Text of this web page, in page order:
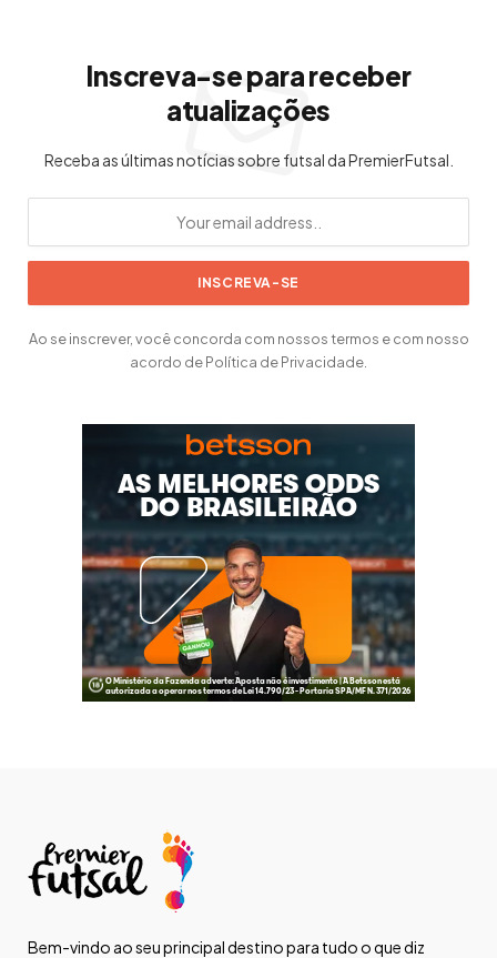
Inscreva-se para receber
atualizações
Receba as últimas notícias sobre futsal da PremierFutsal.
Ao se inscrever, você concorda com nossos termos e com nosso
acordo de Política de Privacidade.
Bem-vindo ao seu principal destino para tudo o que diz